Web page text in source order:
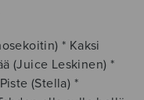
* Kaksi
(Juice Leskinen) *
(Stella) *